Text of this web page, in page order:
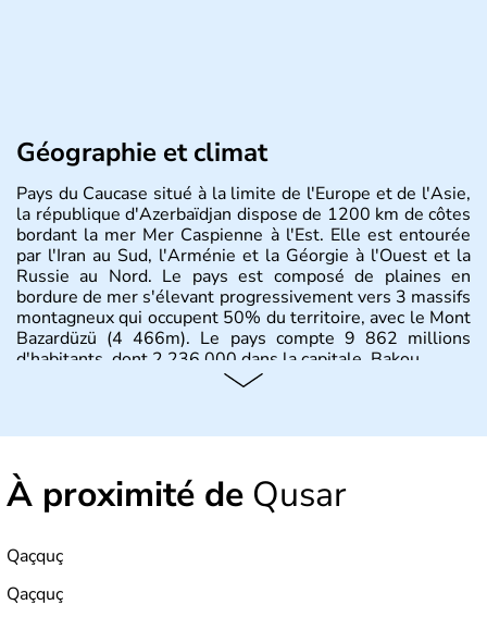
Géographie et climat
Pays du Caucase situé à la limite de l'Europe et de l'Asie,
la république d'Azerbaïdjan dispose de 1200 km de côtes
bordant la mer Mer Caspienne à l'Est. Elle est entourée
par l'Iran au Sud, l'Arménie et la Géorgie à l'Ouest et la
Russie au Nord. Le pays est composé de plaines en
bordure de mer s'élevant progressivement vers 3 massifs
montagneux qui occupent 50% du territoire, avec le Mont
Bazardüzü (4 466m). Le pays compte 9 862 millions
d'habitants, dont 2 236 000 dans la capitale, Bakou.
À proximité de Qusar
Qaçquç
Qaçquç